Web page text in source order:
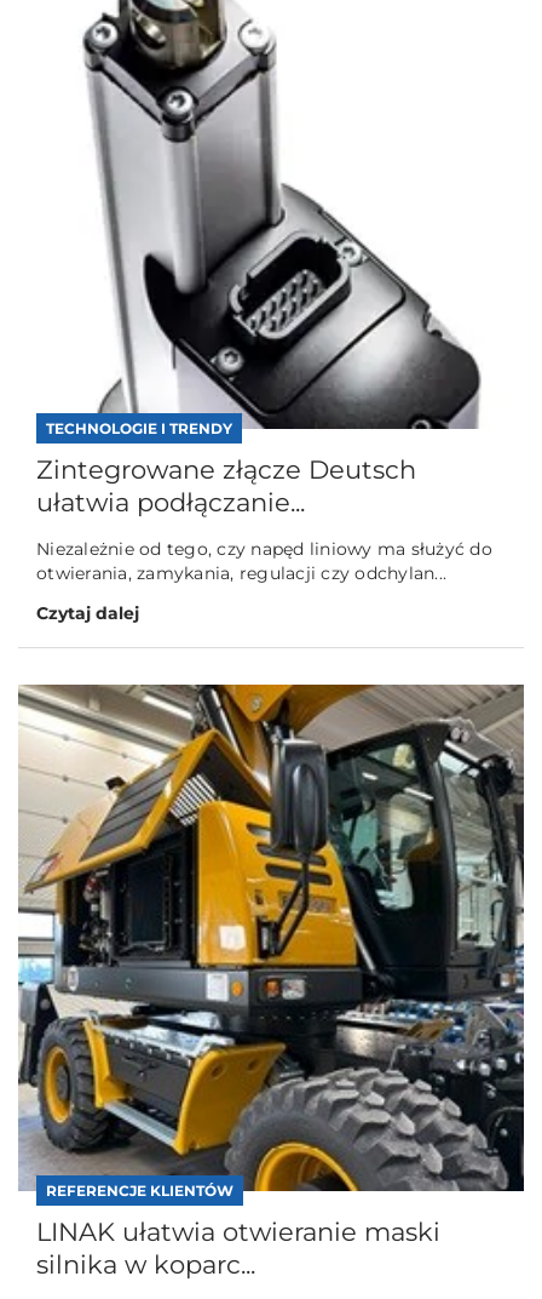
TECHNOLOGIE I TRENDY
Zintegrowane złącze Deutsch
ułatwia podłączanie...
Niezależnie od tego, czy napęd liniowy ma służyć do
otwierania, zamykania, regulacji czy odchylan...
Czytaj dalej
REFERENCJE KLIENTÓW
LINAK ułatwia otwieranie maski
silnika w koparc...